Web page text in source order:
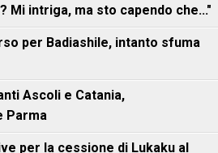
Mi intriga, ma sto capendo che..."
per Badiashile, intanto sfuma
Ascoli e Catania,
Parma
per la cessione di Lukaku al